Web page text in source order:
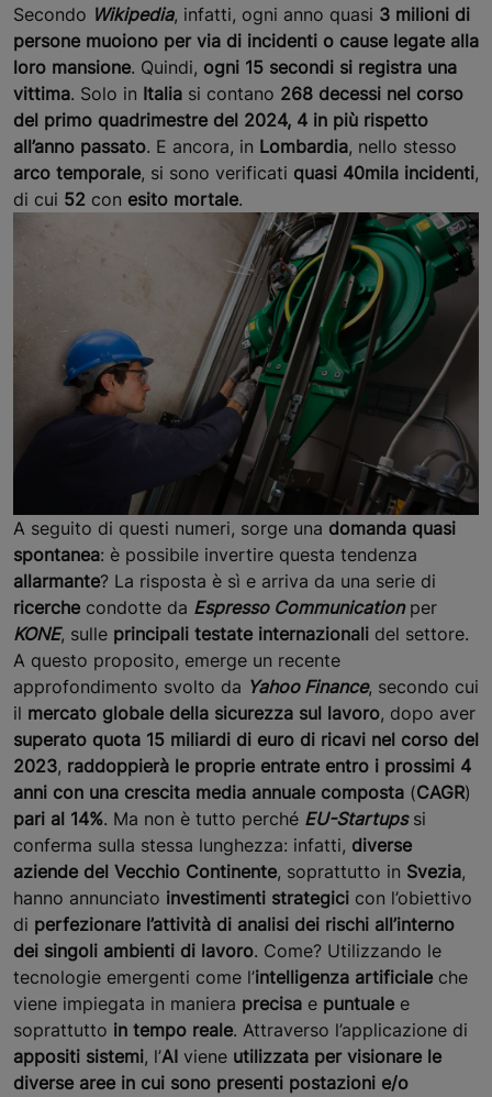
Secondo Wikipedia, infatti, ogni anno quasi 3 milioni di
persone muoiono per via di incidenti o cause legate alla
loro mansione. Quindi, ogni 15 secondi si registra una
vittima. Solo in Italia si contano 268 decessi nel corso
del primo quadrimestre del 2024, 4 in più rispetto
all’anno passato. E ancora, in Lombardia, nello stesso
arco temporale, si sono verificati quasi 40mila incidenti,
di cui 52 con esito mortale.
A seguito di questi numeri, sorge una domanda quasi
spontanea: è possibile invertire questa tendenza
allarmante? La risposta è sì e arriva da una serie di
ricerche condotte da Espresso Communicationper
KONE, sulle principali testate internazionali del settore.
A questo proposito, emerge un recente
approfondimento svolto da Yahoo Finance, secondo cui
il mercato globale della sicurezza sul lavoro, dopo aver
superato quota 15 miliardi di euro di ricavi nel corso del
2023, raddoppierà le proprie entrate entro i prossimi 4
anni con una crescita media annuale composta (CAGR)
pari al 14%. Ma non è tutto perché EU-Startupssi
conferma sulla stessa lunghezza: infatti, diverse
aziende del Vecchio Continente, soprattutto in Svezia,
hanno annunciato investimenti strategici con l’obiettivo
di perfezionare l’attività di analisi dei rischi all’interno
dei singoli ambienti di lavoro. Come? Utilizzando le
tecnologie emergenti come l’intelligenza artificiale che
viene impiegata in maniera precisa e puntuale e
soprattutto in tempo reale. Attraverso l’applicazione di
appositi sistemi, l’AI viene utilizzata per visionare le
diverse aree in cui sono presenti postazioni e/o